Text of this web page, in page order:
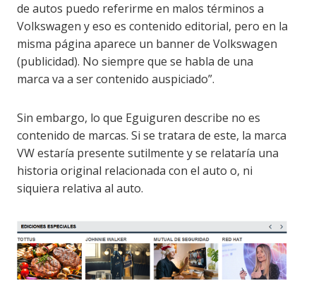
de autos puedo referirme en malos términos a
Volkswagen y eso es contenido editorial, pero en la
misma página aparece un banner de Volkswagen
(publicidad). No siempre que se habla de una
marca va a ser contenido auspiciado”.
Sin embargo, lo que Eguiguren describe no es
contenido de marcas. Si se tratara de este, la marca
VW estaría presente sutilmente y se relataría una
historia original relacionada con el auto o, ni
siquiera relativa al auto.